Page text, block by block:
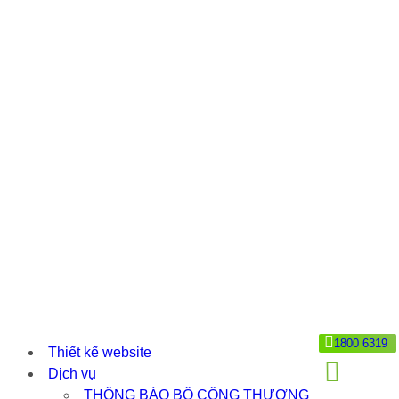
Thiết kế website
Dịch vụ
THÔNG BÁO BỘ CÔNG THƯƠNG
1800 6319